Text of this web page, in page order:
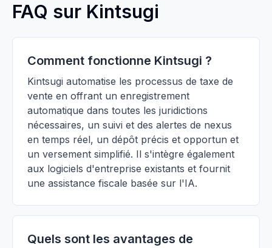
FAQ sur Kintsugi
Comment fonctionne Kintsugi ?
Kintsugi automatise les processus de taxe de
vente en offrant un enregistrement
automatique dans toutes les juridictions
nécessaires, un suivi et des alertes de nexus
en temps réel, un dépôt précis et opportun et
un versement simplifié. Il s'intègre également
aux logiciels d'entreprise existants et fournit
une assistance fiscale basée sur l'IA.
Quels sont les avantages de